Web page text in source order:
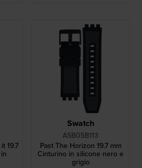
19.7
Swatch
ASB05B113
Past The Horizon 19.7 mm
Cinturino in silicone nero e
grigio